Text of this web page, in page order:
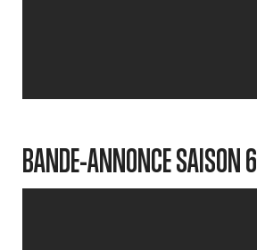
BANDE-ANNONCE SAISON 6